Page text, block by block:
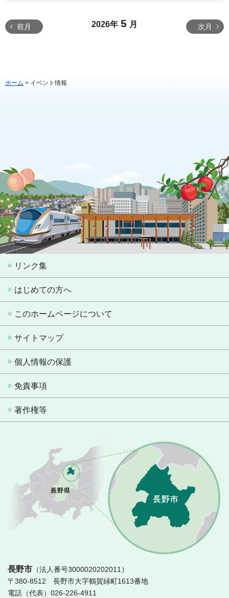
前月 2026年 5 月 次月
ホーム > イベント情報
リンク集
はじめての方へ
このホームページについて
サイトマップ
個人情報の保護
免責事項
著作権等
長野市 （法人番号3000020202011）
〒380-8512 長野市大字鶴賀緑町1613番地
電話（代表）026-226-4911